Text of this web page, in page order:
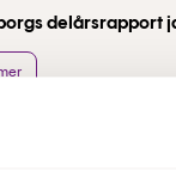
delårsrapport